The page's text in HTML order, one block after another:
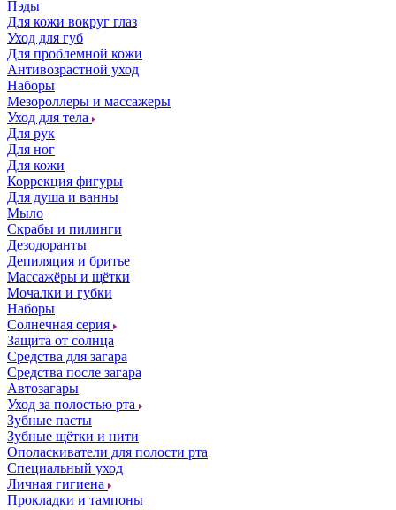
Пэды
Для кожи вокруг глаз
Уход для губ
Для проблемной кожи
Антивозрастной уход
Наборы
Мезороллеры и массажеры
Уход для тела
Для рук
Для ног
Для кожи
Коррекция фигуры
Для душа и ванны
Мыло
Скрабы и пилинги
Дезодоранты
Депиляция и бритье
Массажёры и щётки
Мочалки и губки
Наборы
Солнечная серия
Защита от солнца
Средства для загара
Средства после загара
Автозагары
Уход за полостью рта
Зубные пасты
Зубные щётки и нити
Ополаскиватели для полости рта
Специальный уход
Личная гигиена
Прокладки и тампоны